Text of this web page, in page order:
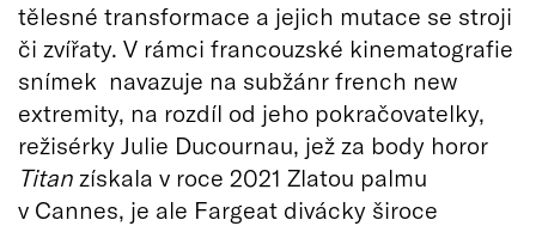
tělesné transformace a jejich mutace se stroji
či zvířaty. V rámci francouzské kinematografie
snímek navazuje na subžánr french new
extremity, na rozdíl od jeho pokračovatelky,
režisérky Julie Ducournau, jež za body horor
Titan získala v roce 2021 Zlatou palmu
v Cannes, je ale Fargeat divácky široce